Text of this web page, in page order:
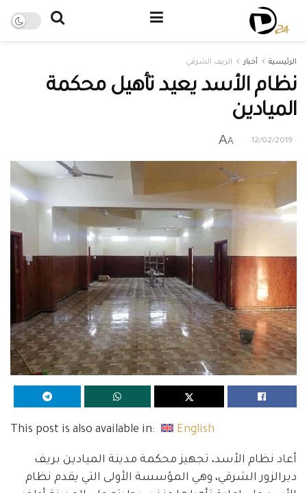
الرئيسية أخبار الريف الشرقي
نظام الأسد يعيد تأهيل محكمة
الميادين
12/02/2019
A
A
This post is also available in: English
أعاد نظام الأسد، تجهيز محكمة مدينة الميادين بريف
ديرالزور الشرقي، وهي المؤسسة الأولى التي يقدم نظام